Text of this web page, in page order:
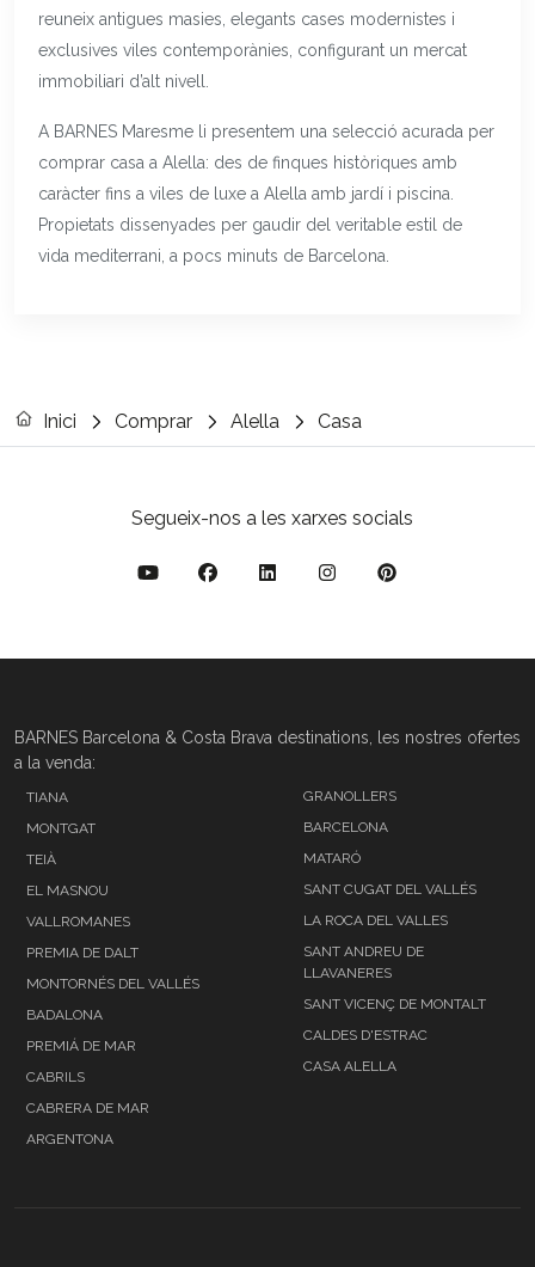
reuneix antigues masies, elegants cases modernistes i
exclusives viles contemporànies, configurant un mercat
immobiliari d’alt nivell.
A BARNES Maresme li presentem una selecció acurada per
comprar casa a Alella: des de finques històriques amb
caràcter fins a viles de luxe a Alella amb jardí i piscina.
Propietats dissenyades per gaudir del veritable estil de
vida mediterrani, a pocs minuts de Barcelona.
Inici Comprar Alella Casa
Segueix-nos a les xarxes socials
BARNES Barcelona & Costa Brava destinations, les nostres ofertes
a la venda:
TIANA
MONTGAT
TEIÀ
EL MASNOU
VALLROMANES
PREMIA DE DALT
MONTORNÉS DEL VALLÉS
BADALONA
PREMIÁ DE MAR
CABRILS
CABRERA DE MAR
ARGENTONA
GRANOLLERS
BARCELONA
MATARÓ
SANT CUGAT DEL VALLÉS
LA ROCA DEL VALLES
SANT ANDREU DE
LLAVANERES
SANT VICENÇ DE MONTALT
CALDES D'ESTRAC
CASA ALELLA